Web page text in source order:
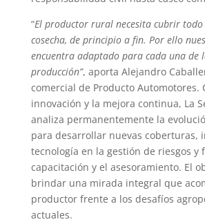
“El productor rural necesita cubrir todo
cosecha, de principio a fin. Por ello
encuentra adaptado para cada una de
producción”, aporta Alejandro
comercial de Producto Automotores.
innovación y la mejora continua, La
analiza permanentemente la
para desarrollar nuevas coberturas,
tecnología en la gestión de riesgos y
capacitación y el asesoramiento. El
brindar una mirada integral que
productor frente a los desafíos
actuales.